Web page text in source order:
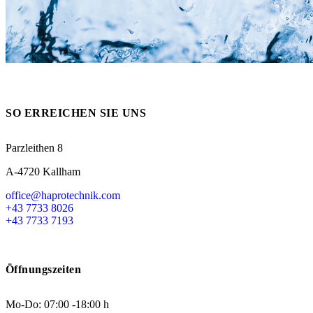
Messen
Videos / Downloads
HT Plus
Hochdruckpumpen
SO ERREICHEN SIE UNS
Parzleithen 8
A-4720 Kallham
office@haprotechnik.com
+43 7733 8026
+43 7733 7193
Öffnungszeiten
Mo-Do: 07:00 -18:00 h